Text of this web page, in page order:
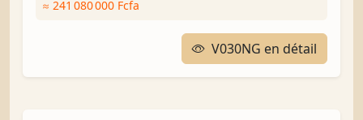
≈ 241 080 000 Fcfa
V030NG en détail